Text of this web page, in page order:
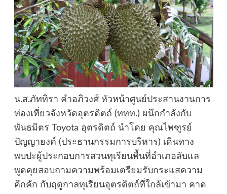
น.ส.ภัททิรา คำอภิวงศ์ หัวหน้าศูนย์ประสานงานการ
ท่องเที่ยวจังหวัดอุตรดิตถ์ (ททท.) ผนึกกำลังกับ
พันธมิตร Toyota อุตรดิตถ์ นำโดย คุณไพฑูรย์
ปัญญายงค์ (ประธานกรรมการบริหาร) เดินทาง
พบปะผู้ประกอบการสวนทุเรียนพื้นที่อำเภอลับแล
พูดคุยสอบถามความพร้อมเตรียมรับกระแสความ
คึกคัก กับฤดูกาลทุเรียนอุตรดิตถ์ที่ใกล้เข้ามา คาด